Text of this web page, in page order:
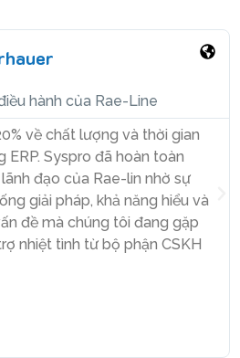
hành của Rae-Line
về chất lượng và thời gian
Syspro đã hoàn toàn
đạo của Rae-lin nhờ sự
giải pháp, khả năng hiểu và
đề mà chúng tôi đang gặp
nhiệt tình từ bộ phận CSKH